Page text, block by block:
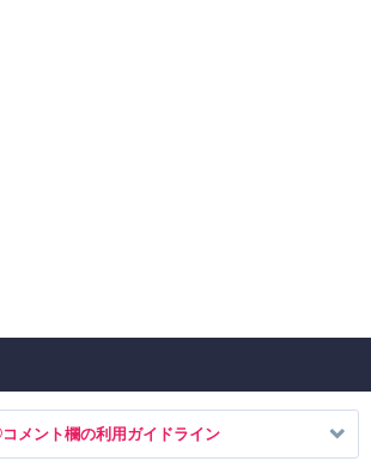
コメント欄の利用ガイドライン